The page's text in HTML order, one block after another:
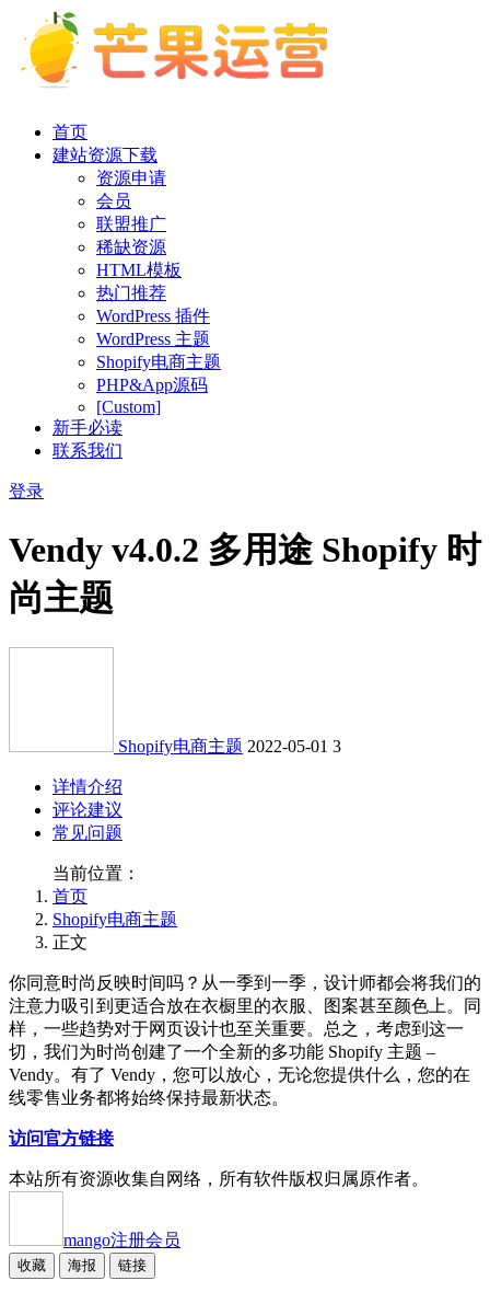
首页
建站资源下载
资源申请
会员
联盟推广
稀缺资源
HTML模板
热门推荐
WordPress 插件
WordPress 主题
Shopify电商主题
PHP&App源码
[Custom]
新手必读
联系我们
登录
Vendy v4.0.2 多用途 Shopify 时
尚主题
Shopify电商主题 2022-05-01 3
详情介绍
评论建议
常见问题
当前位置：
首页
Shopify电商主题
正文
你同意时尚反映时间吗？从一季到一季，设计师都会将我们的
注意力吸引到更适合放在衣橱里的衣服、图案甚至颜色上。同
样，一些趋势对于网页设计也至关重要。总之，考虑到这一
切，我们为时尚创建了一个全新的多功能 Shopify 主题 –
Vendy。有了 Vendy，您可以放心，无论您提供什么，您的在
线零售业务都将始终保持最新状态。
访问官方链接
本站所有资源收集自网络，所有软件版权归属原作者。
mango注册会员
收藏 海报 链接